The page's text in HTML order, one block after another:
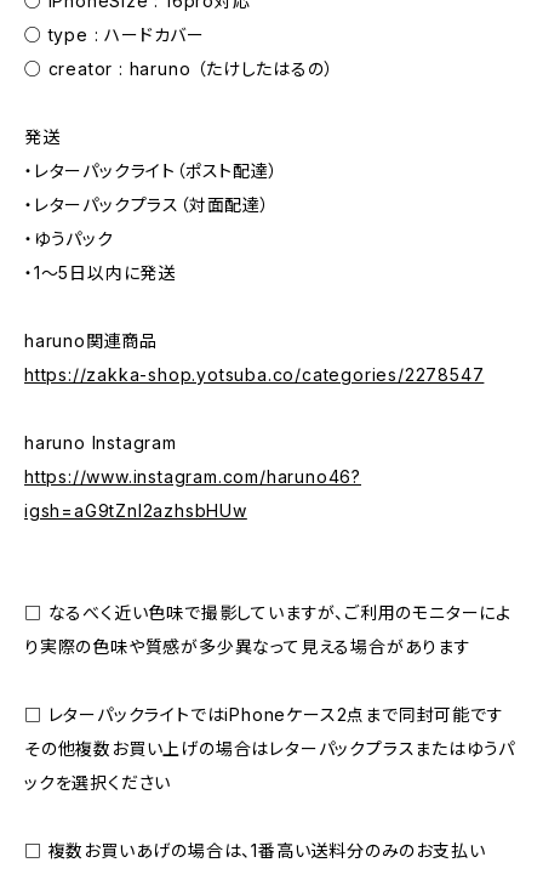
○ type : ハードカバー
○ creator : haruno （たけしたはるの）
発送
・レターパックライト（ポスト配達）
・レターパックプラス（対面配達）
・ゆうパック
・1〜5日以内に発送
haruno関連商品
https://zakka-shop.yotsuba.co/categories/2278547
haruno Instagram
https://www.instagram.com/haruno46?
igsh=aG9tZnI2azhsbHUw
□ なるべく近い色味で撮影していますが、ご利用のモニターによ
り実際の色味や質感が多少異なって見える場合があります
□ レターパックライトではiPhoneケース2点まで同封可能です
その他複数お買い上げの場合はレターパックプラスまたはゆうパ
ックを選択ください
□ 複数お買いあげの場合は、1番高い送料分のみのお支払い